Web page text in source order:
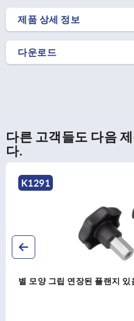
제품 상세 정보
다운로드
다른 고객들도 다음
다.
K1291
별 모양 그립 연장된 플랜지 있음